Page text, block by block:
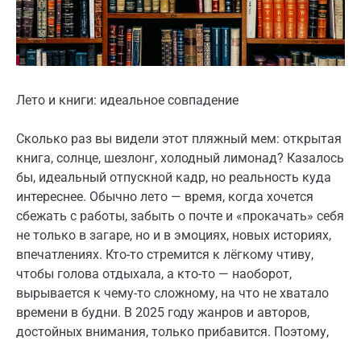
Лето и книги: идеальное совпадение
Сколько раз вы видели этот пляжный мем: открытая
книга, солнце, шезлонг, холодный лимонад? Казалось
бы, идеальный отпускной кадр, но реальность куда
интереснее. Обычно лето — время, когда хочется
сбежать с работы, забыть о почте и «прокачать» себя
не только в загаре, но и в эмоциях, новых историях,
впечатлениях. Кто-то стремится к лёгкому чтиву,
чтобы голова отдыхала, а кто-то — наоборот,
вырывается к чему-то сложному, на что не хватало
времени в будни. В 2025 году жанров и авторов,
достойных внимания, только прибавится. Поэтому,